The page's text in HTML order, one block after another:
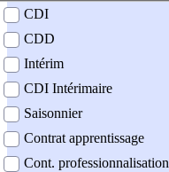
contrat
CDI
CDD
Intérim
CDI Intérimaire
Saisonnier
Contrat apprentissage
Cont. professionnalisation